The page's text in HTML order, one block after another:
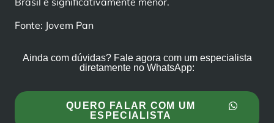
Fonte: Jovem Pan
Ainda com dúvidas? Fale agora com um especialista
diretamente no WhatsApp:
QUERO FALAR COM UM
ESPECIALISTA